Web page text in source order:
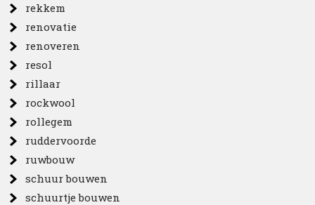
rekkem
renovatie
renoveren
resol
rillaar
rockwool
rollegem
ruddervoorde
ruwbouw
schuur bouwen
schuurtje bouwen